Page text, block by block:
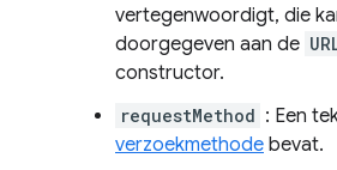
vertegenwoordigt, die
doorgegeven aan de
constructor.
requestMethod : Een
verzoekmethode bevat.